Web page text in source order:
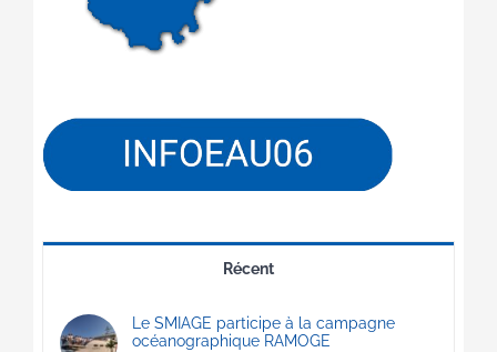
Récent
Le SMIAGE participe à la campagne
océanographique RAMOGE